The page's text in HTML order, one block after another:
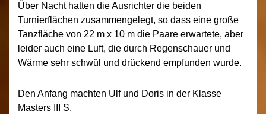
Über Nacht hatten die Ausrichter die beiden
Turnierflächen zusammengelegt, so dass eine große
Tanzfläche von 22 m x 10 m die Paare erwartete, aber
leider auch eine Luft, die durch Regenschauer und
Wärme sehr schwül und drückend empfunden wurde.
Den Anfang machten Ulf und Doris in der Klasse
Masters III S.